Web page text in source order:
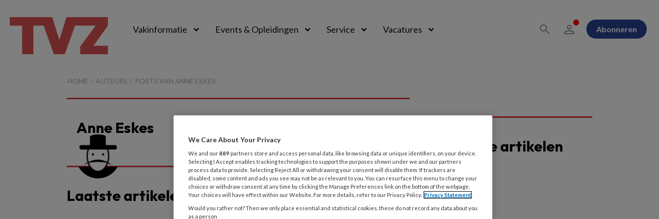
Vakinformatie Events & Opleidingen Service Vacatures Abonneren
HOME AUTEURS POSTS VAN ANNE ESKES
Anne Eskes
Laatste artikelen van deze auteur
Populaire artikelen
We Care About Your Privacy
We and our889 partners store and access personal data, like browsing data or unique identifiers, on your device.
Selecting I Accept enables tracking technologies to support the purposes shown under we and our partners
process data to provide. Selecting Reject All or withdrawing your consent will disable them. If trackers are
disabled, some content and ads you see may not be as relevant to you. You can resurface this menu to change your
choices or withdraw consent at any time by clicking the Manage Preferences link on the bottom of the webpage.
Your choices will have effect within our Website. For more details, refer to our Privacy Policy. Privacy Statement
Would you rather not? Then we only place essential and statistical cookies, these do not record any data about you
as a person